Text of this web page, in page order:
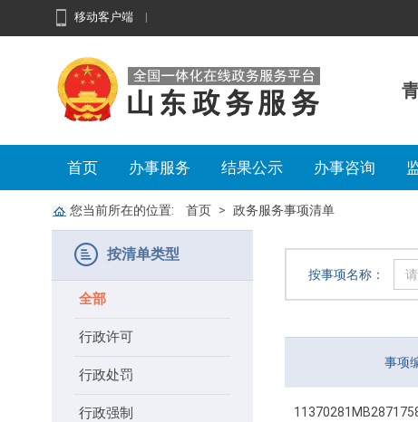
移动客户端 |
首页 办事服务 结果公示 办事咨询
您当前所在的位置: 首页 政务服务事项清单
按清单类型
全部
行政许可
行政处罚
行政强制
按事项名称：
事项